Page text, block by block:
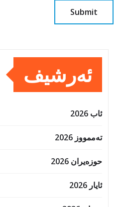
ئەرشیف
ئاب 2026
تەممووز 2026
حوزه‌یران 2026
ئایار 2026